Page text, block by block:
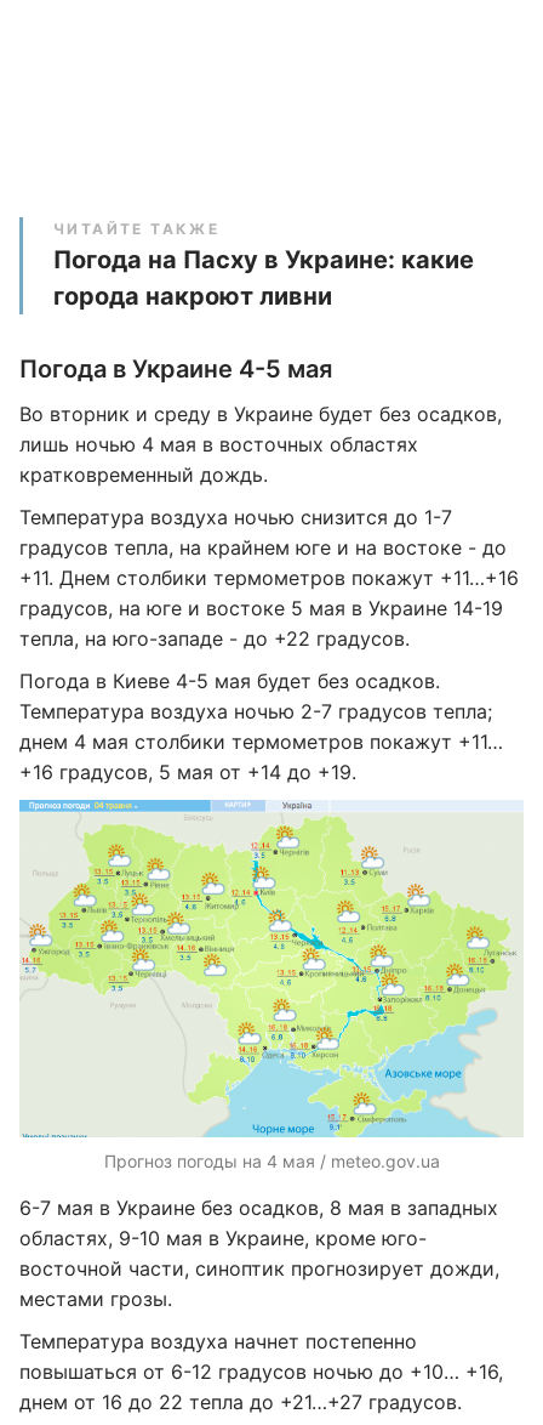
ЧИТАЙТЕ ТАКЖЕ
Погода на Пасху в Украине: какие
города накроют ливни
Погода в Украине 4-5 мая
Во вторник и среду в Украине будет без осадков,
лишь ночью 4 мая в восточных областях
кратковременный дождь.
Температура воздуха ночью снизится до 1-7
градусов тепла, на крайнем юге и на востоке - до
+11. Днем столбики термометров покажут +11…+16
градусов, на юге и востоке 5 мая в Украине 14-19
тепла, на юго-западе - до +22 градусов.
Погода в Киеве 4-5 мая будет без осадков.
Температура воздуха ночью 2-7 градусов тепла;
днем 4 мая столбики термометров покажут +11…
+16 градусов, 5 мая от +14 до +19.
Прогноз погоды на 4 мая / meteo.gov.ua
6-7 мая в Украине без осадков, 8 мая в западных
областях, 9-10 мая в Украине, кроме юго-
восточной части, синоптик прогнозирует дожди,
местами грозы.
Температура воздуха начнет постепенно
повышаться от 6-12 градусов ночью до +10… +16,
днем ​​от 16 до 22 тепла до +21…+27 градусов.